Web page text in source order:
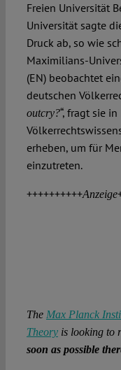
Freien Universität
Universität sagte
Druck ab, so wie
Maximilians-
(EN) beobachtet
deutschen
outcry?“, fragt sie
erheben, um für
einzutreten.
++++++++++Anzeige
The Max Planck
Theoryis looking to
soon as possible